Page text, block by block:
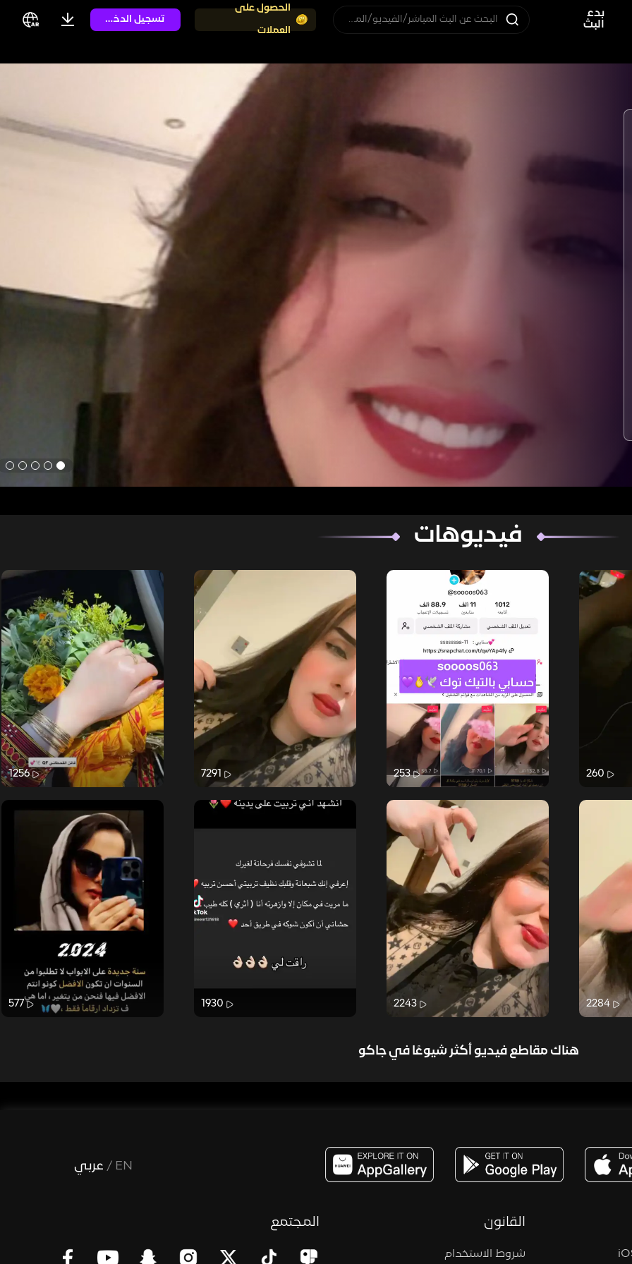
بدء
البث
البحث عن البث المباشر/الفيديو/المستخدم
الحصول على
العملات
تسجيل الدخول
فيديوهات
260
253
7291
1256
2284
2243
1930
577
هناك مقاطع فيديو أكثر شيوعًا في جاكو
EN
/ عربي
القانون
شروط الاستخدام
المجتمع